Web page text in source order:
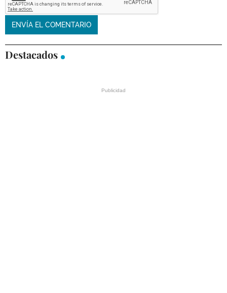
Destacados